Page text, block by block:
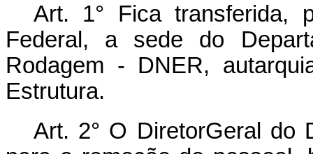
Art. 1° Fica transferida,
Federal, a sede do
Rodagem - DNER,
Estrutura.
Art. 2° O Diretor­Geral do